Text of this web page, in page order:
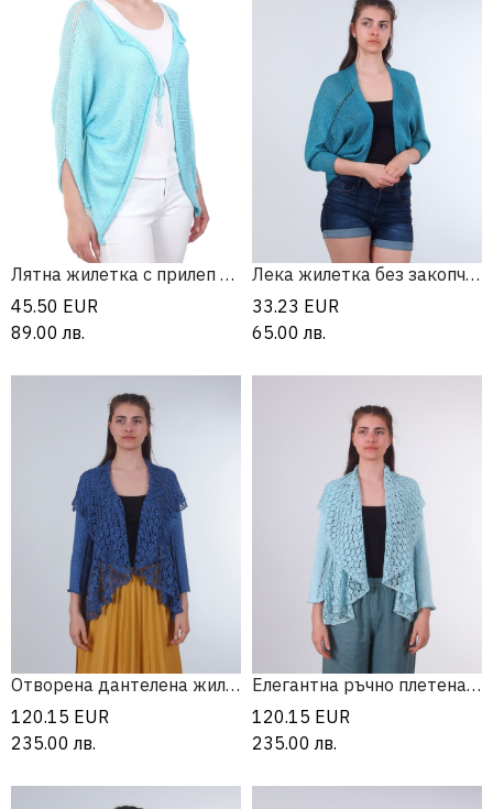
Лятна жилетка с прилеп ръкав и връзки
45.50 EUR
89.00 лв.
Лека жилетка без закопчаване
33.23 EUR
65.00 лв.
Отворена дантелена жилетка без закопчаване
120.15 EUR
235.00 лв.
Елегантна ръчно плетена жилетка
120.15 EUR
235.00 лв.